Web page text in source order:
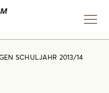
SCHULJAHR 2013/14